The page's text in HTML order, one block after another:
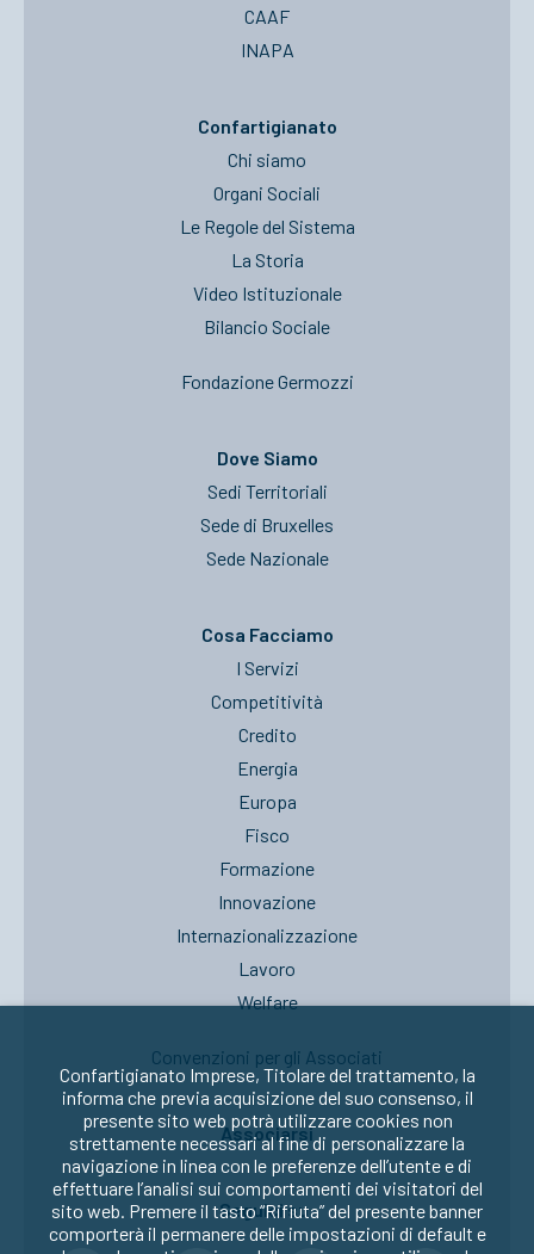
CAAF
INAPA
Confartigianato
Chi siamo
Organi Sociali
Le Regole del Sistema
La Storia
Video Istituzionale
Bilancio Sociale
Fondazione Germozzi
Dove Siamo
Sedi Territoriali
Sede di Bruxelles
Sede Nazionale
Cosa Facciamo
I Servizi
Competitività
Credito
Energia
Europa
Fisco
Formazione
Innovazione
Internazionalizzazione
Lavoro
Welfare
Convenzioni per gli Associati
Associarsi
Seguici su:
Confartigianato Imprese, Titolare del trattamento, la
informa che previa acquisizione del suo consenso, il
presente sito web potrà utilizzare cookies non
strettamente necessari al fine di personalizzare la
navigazione in linea con le preferenze dell’utente e di
effettuare l’analisi sui comportamenti dei visitatori del
sito web. Premere il tasto “Rifiuta” del presente banner
comporterà il permanere delle impostazioni di default e